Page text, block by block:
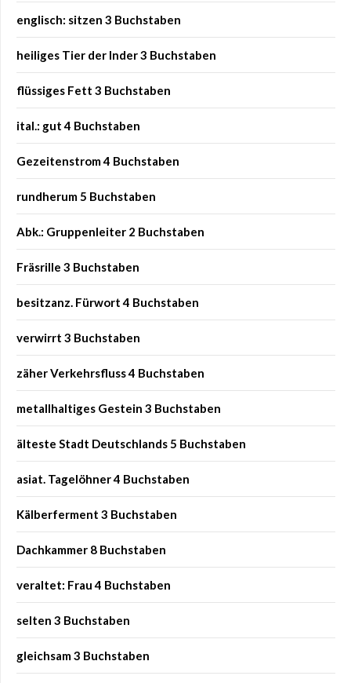
englisch: sitzen 3 Buchstaben
heiliges Tier der Inder 3 Buchstaben
flüssiges Fett 3 Buchstaben
ital.: gut 4 Buchstaben
Gezeitenstrom 4 Buchstaben
rundherum 5 Buchstaben
Abk.: Gruppenleiter 2 Buchstaben
Fräsrille 3 Buchstaben
besitzanz. Fürwort 4 Buchstaben
verwirrt 3 Buchstaben
zäher Verkehrsfluss 4 Buchstaben
metallhaltiges Gestein 3 Buchstaben
älteste Stadt Deutschlands 5 Buchstaben
asiat. Tagelöhner 4 Buchstaben
Kälberferment 3 Buchstaben
Dachkammer 8 Buchstaben
veraltet: Frau 4 Buchstaben
selten 3 Buchstaben
gleichsam 3 Buchstaben